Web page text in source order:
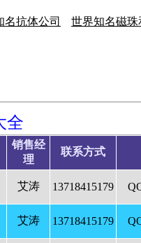
名抗体公司 世界知名磁珠
全
销售经
理
联系方式
艾涛 13718415179
艾涛 13718415179